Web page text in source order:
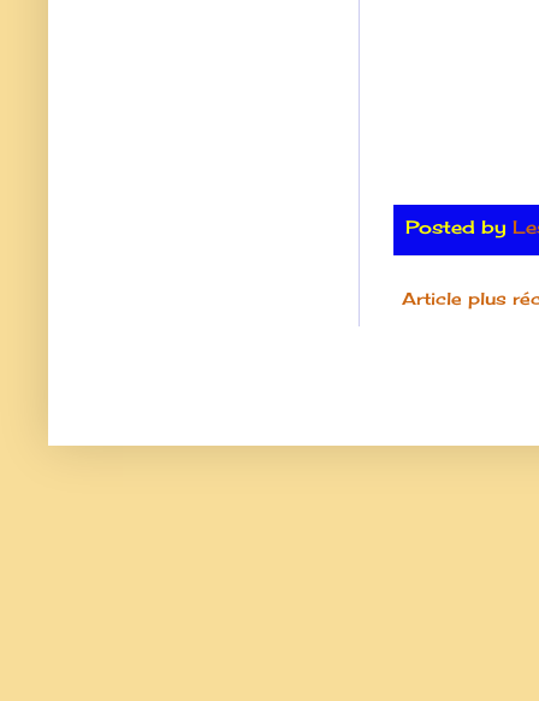
Posted by
Article plus